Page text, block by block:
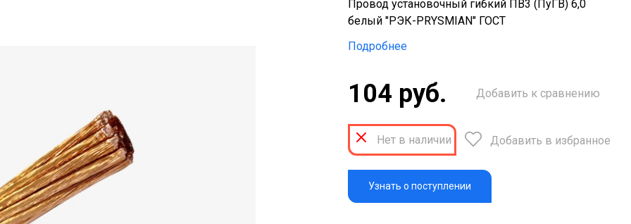
Провод установочный гибкий ПВ3 (ПуГВ) 6,0
белый "РЭК-PRYSMIAN" ГОСТ
Подробнее
104 руб.
Нет в наличии
Добавить к сравнению
Добавить в избранное
Узнать о поступлении